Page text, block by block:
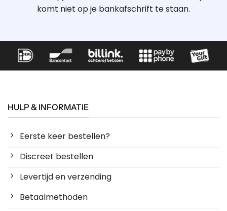
komt niet op je bankafschrift te staan.
HULP & INFORMATIE
Eerste keer bestellen?
Discreet bestellen
Levertijd en verzending
Betaalmethoden